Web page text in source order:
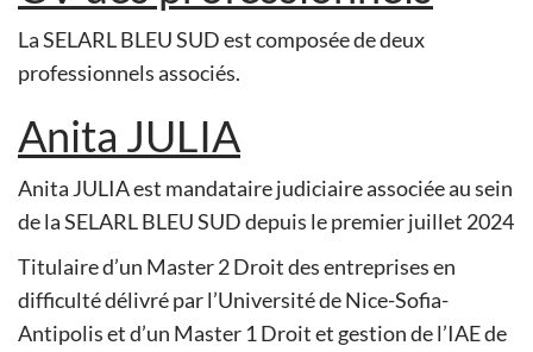
La SELARL BLEU SUD est composée de deux
professionnels associés.
Anita JULIA
Anita JULIA est mandataire judiciaire associée au sein
de la SELARL BLEU SUD depuis le premier juillet 2024
Titulaire d’un Master 2 Droit des entreprises en
difficulté délivré par l’Université de Nice-Sofia-
Antipolis et d’un Master 1 Droit et gestion de l’IAE de